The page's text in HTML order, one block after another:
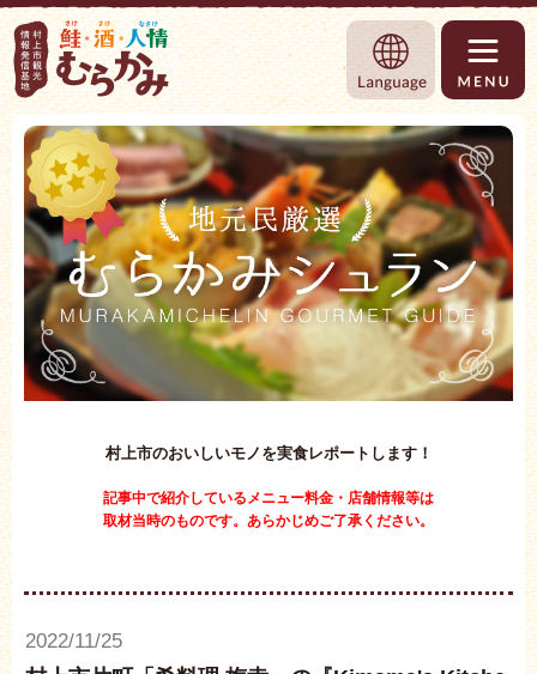
村上市観光情報総合サイト 村上市観光
Language
村上市のおいしいモノを実食レポートします！
記事中で紹介しているメニュー料金・店舗情報等は
取材当時のものです。あらかじめご了承ください。
2022/11/25